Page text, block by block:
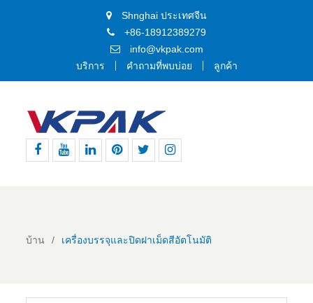
Shnghai ประเทศจีน
+86-18912389279
info@vkpak.com
บริการ
คำถามที่พบบ่อย ลูกค้า
บ้าน เครื่องบรรจุและปิดฝาเม็ดสีอัตโนมัติ